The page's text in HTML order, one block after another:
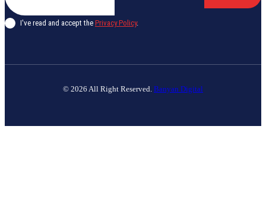
I've read and accept the Privacy Policy.
© 2026 All Right Reserved. Banyan Digital